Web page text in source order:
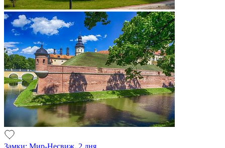
Замки: Мир-Несвиж, 2 дня